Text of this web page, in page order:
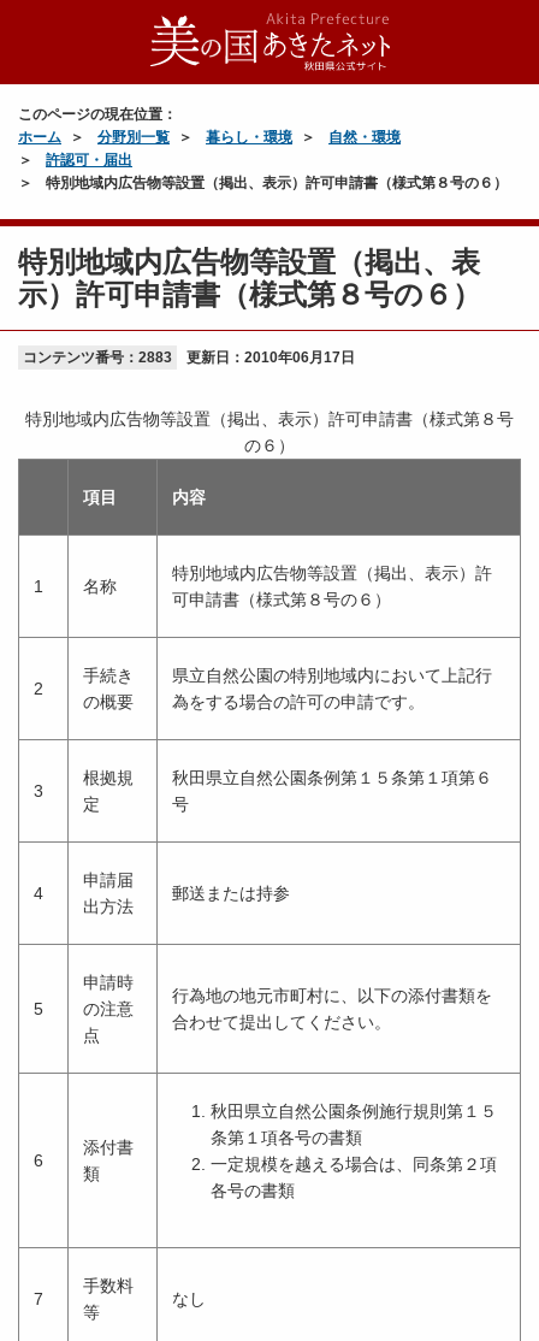
このページの現在位置：
ホーム
分野別一覧 暮らし・環境
自然・環境
許認可・届出
特別地域内広告物等設置（掲出、表示）許可申請書（様式第８号の６）
特別地域内広告物等設置（掲出、表
示）許可申請書（様式第８号の６）
コンテンツ番号：2883 更新日： 2010年06月17日
項目 内容
特別地域内広告物等設置（掲出、表示）許可申請書（様式第８号
の６）
1 名称
特別地域内広告物等設置（掲出、表示）許
可申請書（様式第８号の６）
2
手続き
の概要
県立自然公園の特別地域内において上記行
為をする場合の許可の申請です。
3
根拠規
定
秋田県立自然公園条例第１５条第１項第６
号
4
申請届
出方法
郵送または持参
5
申請時
の注意
点
行為地の地元市町村に、以下の添付書類を
合わせて提出してください。
6
添付書
類
秋田県立自然公園条例施行規則第１５
条第１項各号の書類
一定規模を越える場合は、同条第２項
各号の書類
7
手数料
等
なし